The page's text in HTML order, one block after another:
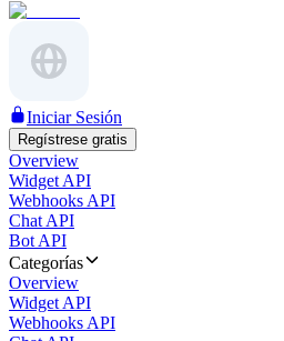
Iniciar Sesión
Regístrese gratis
Overview
Widget API
Webhooks API
Chat API
Bot API
Categorías
Overview
Widget API
Webhooks API